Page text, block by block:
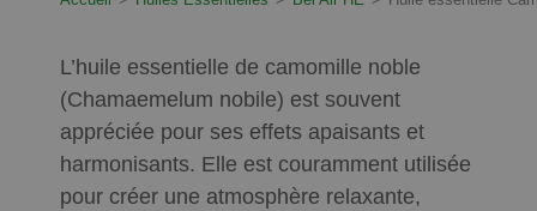
L’huile essentielle de camomille noble
(Chamaemelum nobile) est souvent
appréciée pour ses effets apaisants et
harmonisants. Elle est couramment utilisée
pour créer une atmosphère relaxante,